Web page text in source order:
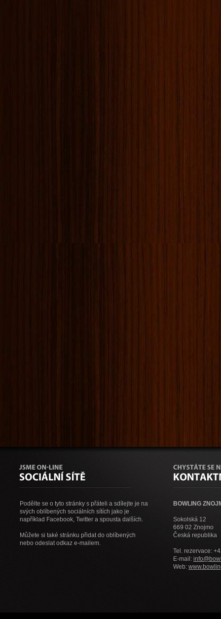
Podělte se o tyto stránky s přáteli a sdílejte je na
svých oblíbených sociálních sítích jako je
například Facebook, Twitter a spousta dalších.
Můžete si také stránku přidat do oblíbených
nebo odeslat odkaz e-mailem.
BOWLING
Sokolská 12
669 02 Znojmo
Česká republika
Tel. rezervace:
E-mail:
Web: